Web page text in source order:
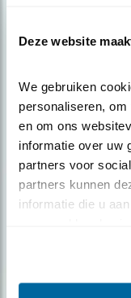
Deze website
We gebruiken
personaliseren,
en om ons
informatie over uw
partners voor
partners kunnen
informatie die u